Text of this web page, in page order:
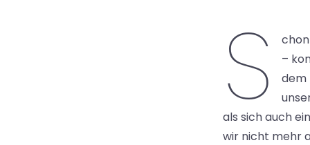
S
–
dem
als sich auch
wir nicht mehr